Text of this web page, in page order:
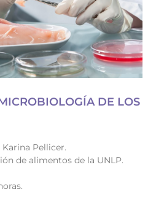
DE LOS
Pellicer.
de alimentos de la UNLP.